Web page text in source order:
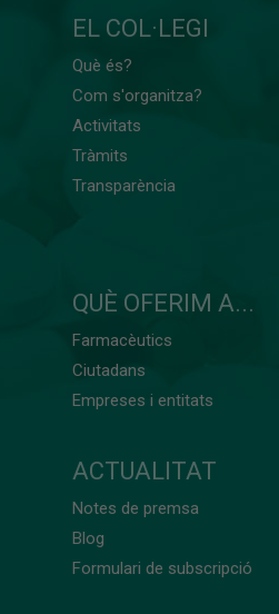
EL COL·LEGI
Què és?
Com s'organitza?
Activitats
Tràmits
Transparència
QUÈ OFERIM A...
Farmacèutics
Ciutadans
Empreses i entitats
ACTUALITAT
Notes de premsa
Blog
Formulari de subscripció